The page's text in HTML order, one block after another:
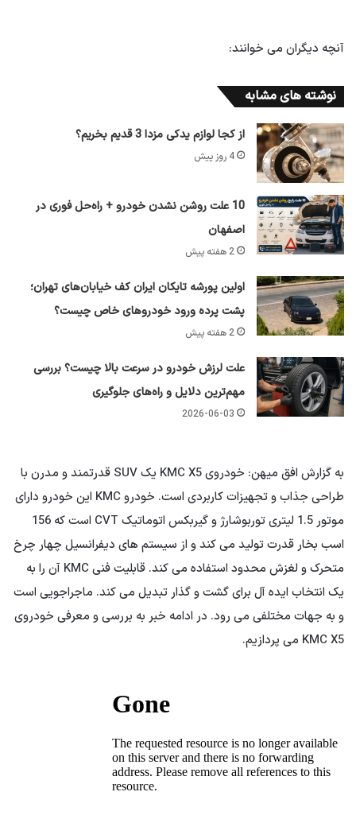
آنچه دیگران می خوانند:
نوشته های مشابه
از کجا لوازم یدکی مزدا 3 قدیم بخریم؟
4 روز پیش
10 علت روشن نشدن خودرو + راه‌حل فوری در
اصفهان
2 هفته پیش
اولین پورشه تایکان ایران کف خیابان‌های تهران؛
پشت پرده ورود خودروهای خاص چیست؟
2 هفته پیش
علت لرزش خودرو در سرعت بالا چیست؟ بررسی
مهم‌ترین دلایل و راه‌های جلوگیری
2026-06-03
به گزارش افق میهن: خودروی KMC X5 یک SUV قدرتمند و مدرن با
طراحی جذاب و تجهیزات کاربردی است. خودرو KMC این خودرو دارای
موتور 1.5 لیتری توربوشارژ و گیربکس اتوماتیک CVT است که 156
اسب بخار قدرت تولید می کند و از سیستم های دیفرانسیل چهار چرخ
متحرک و لغزش محدود استفاده می کند. قابلیت فنی KMC آن را به
یک انتخاب ایده آل برای گشت و گذار تبدیل می کند. ماجراجویی است
و به جهات مختلفی می رود. در ادامه خبر به بررسی و معرفی خودروی
KMC X5 می پردازیم.